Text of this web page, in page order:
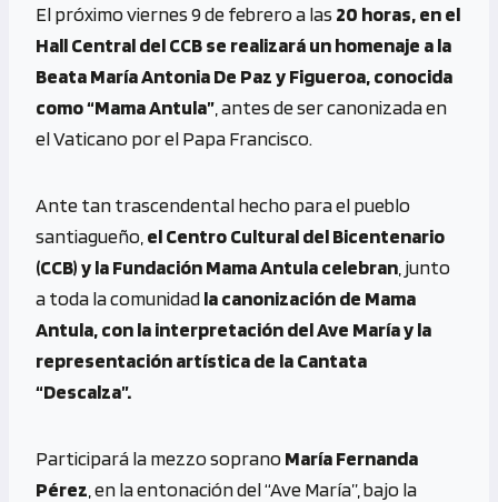
b
o
o
k
se
n
g
er
py
Li
n
k
gr
a
m
at
s
A
p
El próximo viernes 9 de febrero a las 20 horas, en el
Hall Central del CCB se realizará un homenaje a la
Beata María Antonia De Paz y Figueroa, conocida
como “Mama Antula” , antes de ser canonizada en
el Vaticano por el Papa Francisco.
Ante tan trascendental hecho para el pueblo
santiagueño, el Centro Cultural del Bicentenario
(CCB) y la Fundación Mama Antula celebran , junto
a toda la comunidadla canonización de Mama
Antula, con la interpretación del Ave María y la
representación artística de la Cantata
“Descalza”.
Participará la mezzo sopranoMaría Fernanda
Pérez , en la entonación del “Ave María”, bajo la